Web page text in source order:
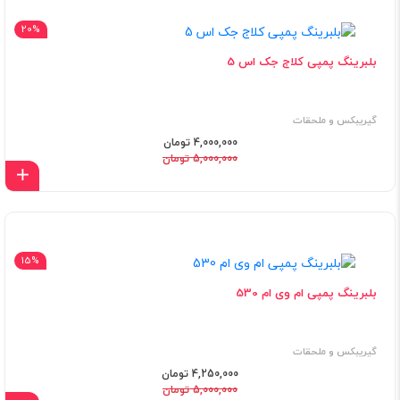
20%
بلبرینگ پمپی کلاج جک اس 5
گیریبکس و ملحقات
4,000,000 تومان
5,000,000 تومان
15%
بلبرینگ پمپی ام وی ام 530
گیریبکس و ملحقات
4,250,000 تومان
5,000,000 تومان